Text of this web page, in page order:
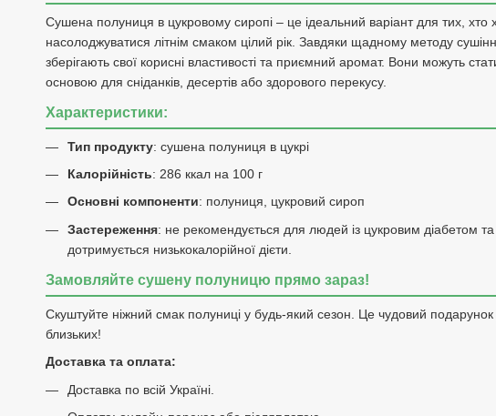
Сушена полуниця в цукровому сиропі – це ідеальний варіант для тих, хто
насолоджуватися літнім смаком цілий рік. Завдяки щадному методу
зберігають свої корисні властивості та приємний аромат. Вони можуть
основою для сніданків, десертів або здорового перекусу.
Характеристики:
Тип продукту: сушена полуниця в цукрі
Калорійність: 286 ккал на 100 г
Основні компоненти: полуниця, цукровий сироп
Застереження: не рекомендується для людей із цукровим діабетом та
дотримується низькокалорійної дієти.
Замовляйте сушену полуницю прямо зараз!
Скуштуйте ніжний смак полуниці у будь-який сезон. Це чудовий
близьких!
Доставка та оплата:
Доставка по всій Україні.